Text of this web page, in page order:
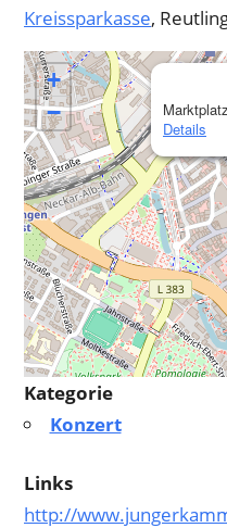
Kreissparkasse,
Details
+
−
Kategorie
Konzert
Links
http://